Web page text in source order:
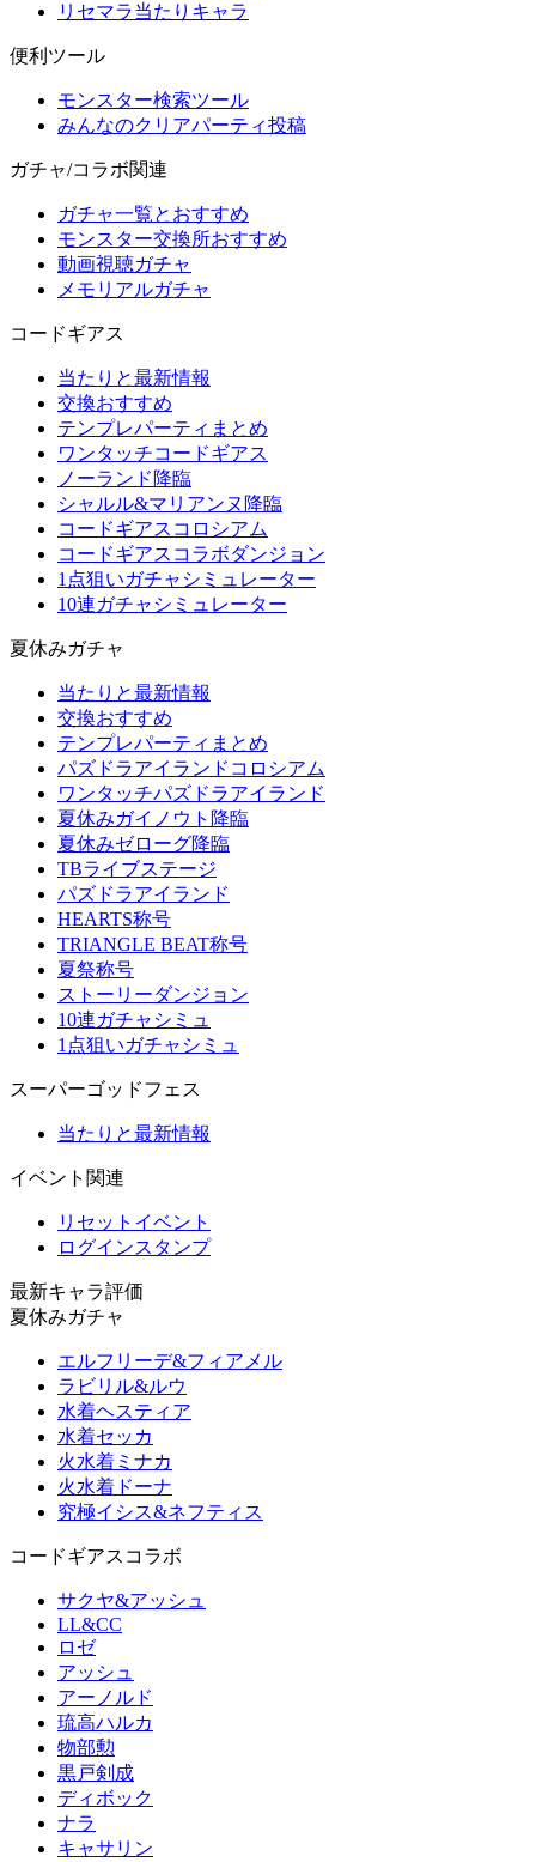
リセマラ当たりキャラ
便利ツール
モンスター検索ツール
みんなのクリアパーティ投稿
ガチャ/コラボ関連
ガチャ一覧とおすすめ
モンスター交換所おすすめ
動画視聴ガチャ
メモリアルガチャ
コードギアス
当たりと最新情報
交換おすすめ
テンプレパーティまとめ
ワンタッチコードギアス
ノーランド降臨
シャルル&マリアンヌ降臨
コードギアスコロシアム
コードギアスコラボダンジョン
1点狙いガチャシミュレーター
10連ガチャシミュレーター
夏休みガチャ
当たりと最新情報
交換おすすめ
テンプレパーティまとめ
パズドラアイランドコロシアム
ワンタッチパズドラアイランド
夏休みガイノウト降臨
夏休みゼローグ降臨
TBライブステージ
パズドラアイランド
HEARTS称号
TRIANGLE BEAT称号
夏祭称号
ストーリーダンジョン
10連ガチャシミュ
1点狙いガチャシミュ
スーパーゴッドフェス
当たりと最新情報
イベント関連
リセットイベント
ログインスタンプ
最新キャラ評価
夏休みガチャ
エルフリーデ&フィアメル
ラビリル&ルウ
水着ヘスティア
水着セッカ
火水着ミナカ
火水着ドーナ
究極イシス&ネフティス
コードギアスコラボ
サクヤ&アッシュ
LL&CC
ロゼ
アッシュ
アーノルド
琉高ハルカ
物部勲
黒戸剣成
ディボック
ナラ
キャサリン